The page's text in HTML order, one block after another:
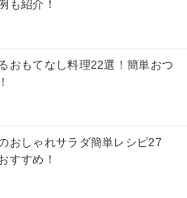
も紹介！
おもてなし料理22選！簡単おつ
おしゃれサラダ簡単レシピ27
すすめ！